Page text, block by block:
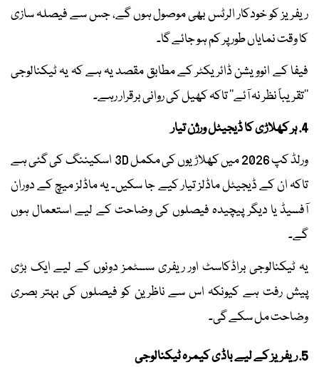
ریفریز کو خودکار الرٹس بھی موصول ہوں گے، جس سے فیصلہ سازی
کا وقت نمایاں طور پر کم ہو جائے گا۔
فیفا کے انوویشن ڈائریکٹر کے مطابق مقصد یہ ہے کہ یہ ٹیکنالوجی
’’تقریباً نظر نہ آئے‘‘ تاکہ کھیل کی روانی برقرار رہے۔
4. ہر کھلاڑی کا ڈیجیٹل ورژن تیار
ورلڈ کپ 2026 میں کھلاڑیوں کی مکمل 3D اسکیننگ کی گئی ہے
تاکہ ان کے ڈیجیٹل ماڈلز تیار کیے جا سکیں۔ یہ ماڈلز میچ کے دوران
آفسیڈ یا دیگر پیچیدہ فیصلوں کی وضاحت کے لیے استعمال ہوں
گے۔
یہ ٹیکنالوجی براڈکاسٹ اور ریفری سسٹمز دونوں کے لیے ایک بڑی
پیش رفت ہے کیونکہ اس سے ناظرین کو فیصلوں کی بہتر بصری
وضاحت مل سکے گی۔
5. ریفریز کے لیے باڈی کیمرہ ٹیکنالوجی